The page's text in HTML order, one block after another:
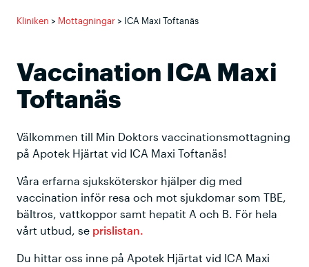
Kliniken > Mottagningar> ICA Maxi Toftanäs
Vaccination ICA Maxi
Toftanäs
Välkommen till Min Doktors vaccinationsmottagning
på Apotek Hjärtat vid ICA Maxi Toftanäs!
Våra erfarna sjuksköterskor hjälper dig med
vaccination inför resa och mot sjukdomar som TBE,
bältros, vattkoppor samt hepatit A och B. För hela
vårt utbud, se prislistan.
Du hittar oss inne på Apotek Hjärtat vid ICA Maxi